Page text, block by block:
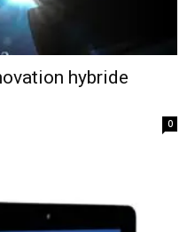
hybride
0